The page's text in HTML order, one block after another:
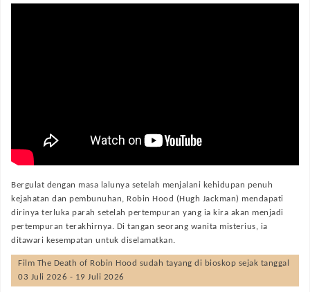
Bergulat dengan masa lalunya setelah menjalani kehidupan penuh
kejahatan dan pembunuhan, Robin Hood (Hugh Jackman) mendapati
dirinya terluka parah setelah pertempuran yang ia kira akan menjadi
pertempuran terakhirnya. Di tangan seorang wanita misterius, ia
ditawari kesempatan untuk diselamatkan.
Film The Death of Robin Hood sudah tayang di bioskop sejak tanggal
03 Juli 2026 - 19 Juli 2026